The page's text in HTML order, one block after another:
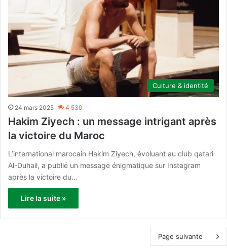
Culture & identité
24 mars 2025 4 530
Hakim Ziyech : un message intrigant après
la victoire du Maroc
L’international marocain Hakim Ziyech, évoluant au club qatari
Al-Duhail, a publié un message énigmatique sur Instagram
après la victoire du…
Lire la suite »
Page suivante